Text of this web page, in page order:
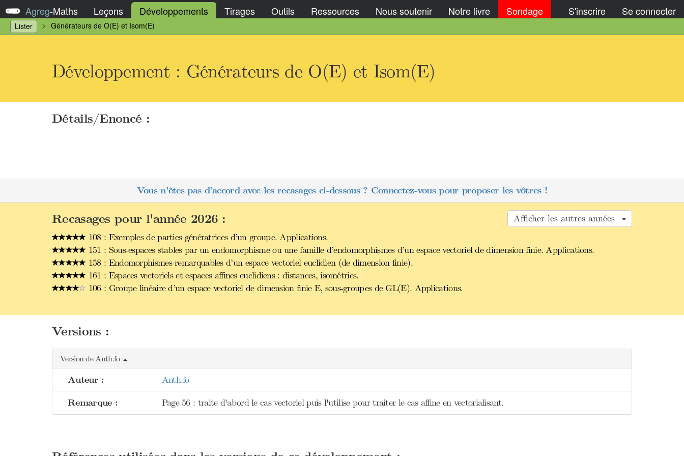
Agreg-Maths Leçons Développements Tirages Outils Ressources Nous soutenir Notre livre Sondage S'inscrire Se connecter
Lister Générateurs de O(E) et Isom(E)
Développement : Générateurs de O(E) et Isom(E)
Détails/Enoncé :
Vous n'êtes pas d'accord avec les recasages ci-dessous ? Connectez-vous pour proposer les vôtres !
Afficher les autres années
Recasages pour l'année 2026 :
108 : Exemples de parties génératrices d’un groupe. Applications.
151 : Sous-espaces stables par un endomorphisme ou une famille d’endomorphismes d’un espace vectoriel de dimension finie. Applications.
158 : Endomorphismes remarquables d’un espace vectoriel euclidien (de dimension finie).
161 : Espaces vectoriels et espaces affines euclidiens : distances, isométries.
106 : Groupe linéaire d’un espace vectoriel de dimension finie E, sous-groupes de GL(E). Applications.
Versions :
Version de Anth.fo
Auteur : Anth.fo
Remarque : Page 56 : traite d'abord le cas vectoriel puis l'utilise pour traiter le cas affine en vectorialisant.